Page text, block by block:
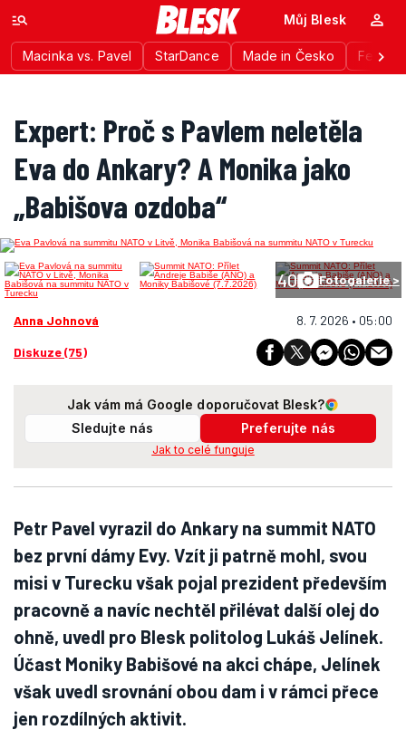
Macinka vs. Pavel StarDance Made in Česko
Můj Blesk
Expert: Proč s Pavlem neletěla
Eva do Ankary? A Monika jako
„Babišova ozdoba“
40 Fotogalerie >
Anna Johnová 8. 7. 2026 • 05:00
Diskuze (75)
Jak vám má Google doporučovat Blesk?
Sledujte nás
Preferujte nás
Jak to celé funguje
Petr Pavel vyrazil do Ankary na summit NATO
bez první dámy Evy. Vzít ji patrně mohl, svou
misi v Turecku však pojal prezident především
pracovně a navíc nechtěl přilévat další olej do
ohně, uvedl pro Blesk politolog Lukáš Jelínek.
Účast Moniky Babišové na akci chápe, Jelínek
však uvedl srovnání obou dam i v rámci přece
jen rozdílných aktivit.